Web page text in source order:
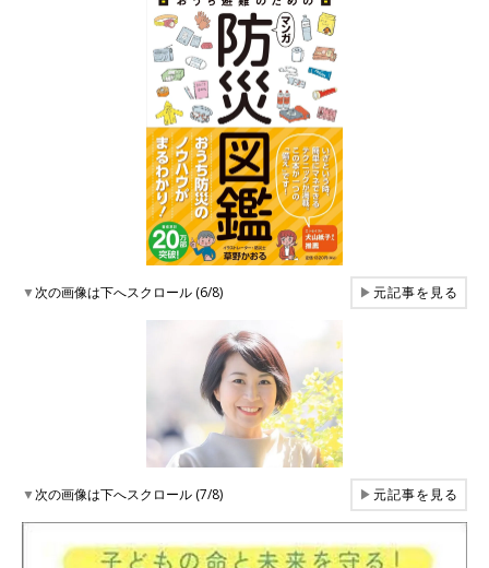
▼次の画像は下へスクロール (6/8) ▶元記事を見る
▼次の画像は下へスクロール (7/8) ▶元記事を見る